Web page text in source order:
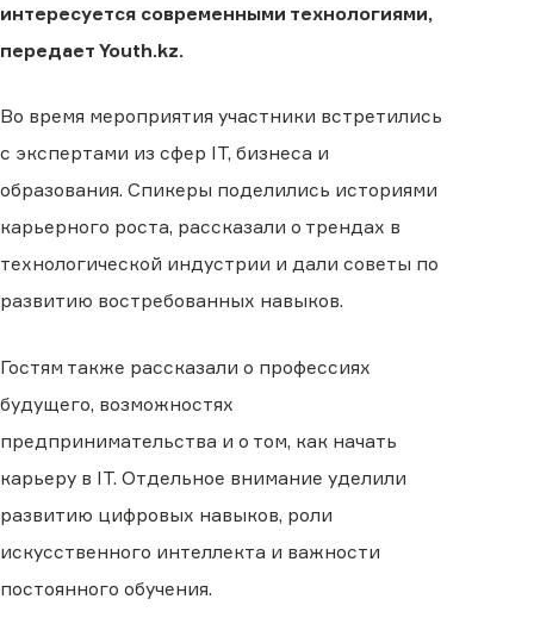
интересуется современными технологиями,
передает Youth.kz.
Во время мероприятия участники встретились
с экспертами из сфер IT, бизнеса и
образования. Спикеры поделились историями
карьерного роста, рассказали о трендах в
технологической индустрии и дали советы по
развитию востребованных навыков.
Гостям также рассказали о профессиях
будущего, возможностях
предпринимательства и о том, как начать
карьеру в IT. Отдельное внимание уделили
развитию цифровых навыков, роли
искусственного интеллекта и важности
постоянного обучения.